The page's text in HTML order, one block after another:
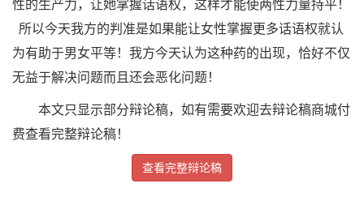
性的生产力，让她掌握话语权，这样才能使两性力量持平！
所以今天我方的判准是如果能让女性掌握更多话语权就认
为有助于男女平等！我方今天认为这种药的出现，恰好不仅
无益于解决问题而且还会恶化问题！
本文只显示部分辩论稿，如有需要欢迎去辩论稿商城付
费查看完整辩论稿！
查看完整辩论稿